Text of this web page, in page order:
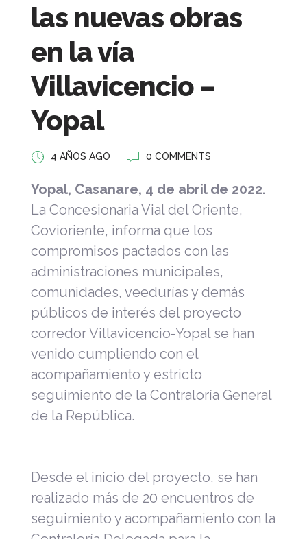
las nuevas obras
en la vía
Villavicencio –
Yopal
4 AÑOS AGO 0 COMMENTS
Yopal, Casanare, 4 de abril de 2022.
La Concesionaria Vial del Oriente,
Covioriente, informa que los
compromisos pactados con las
administraciones municipales,
comunidades, veedurías y demás
públicos de interés del proyecto
corredor Villavicencio-Yopal se han
venido cumpliendo con el
acompañamiento y estricto
seguimiento de la Contraloría General
de la República.
Desde el inicio del proyecto, se han
realizado más de 20 encuentros de
seguimiento y acompañamiento con la